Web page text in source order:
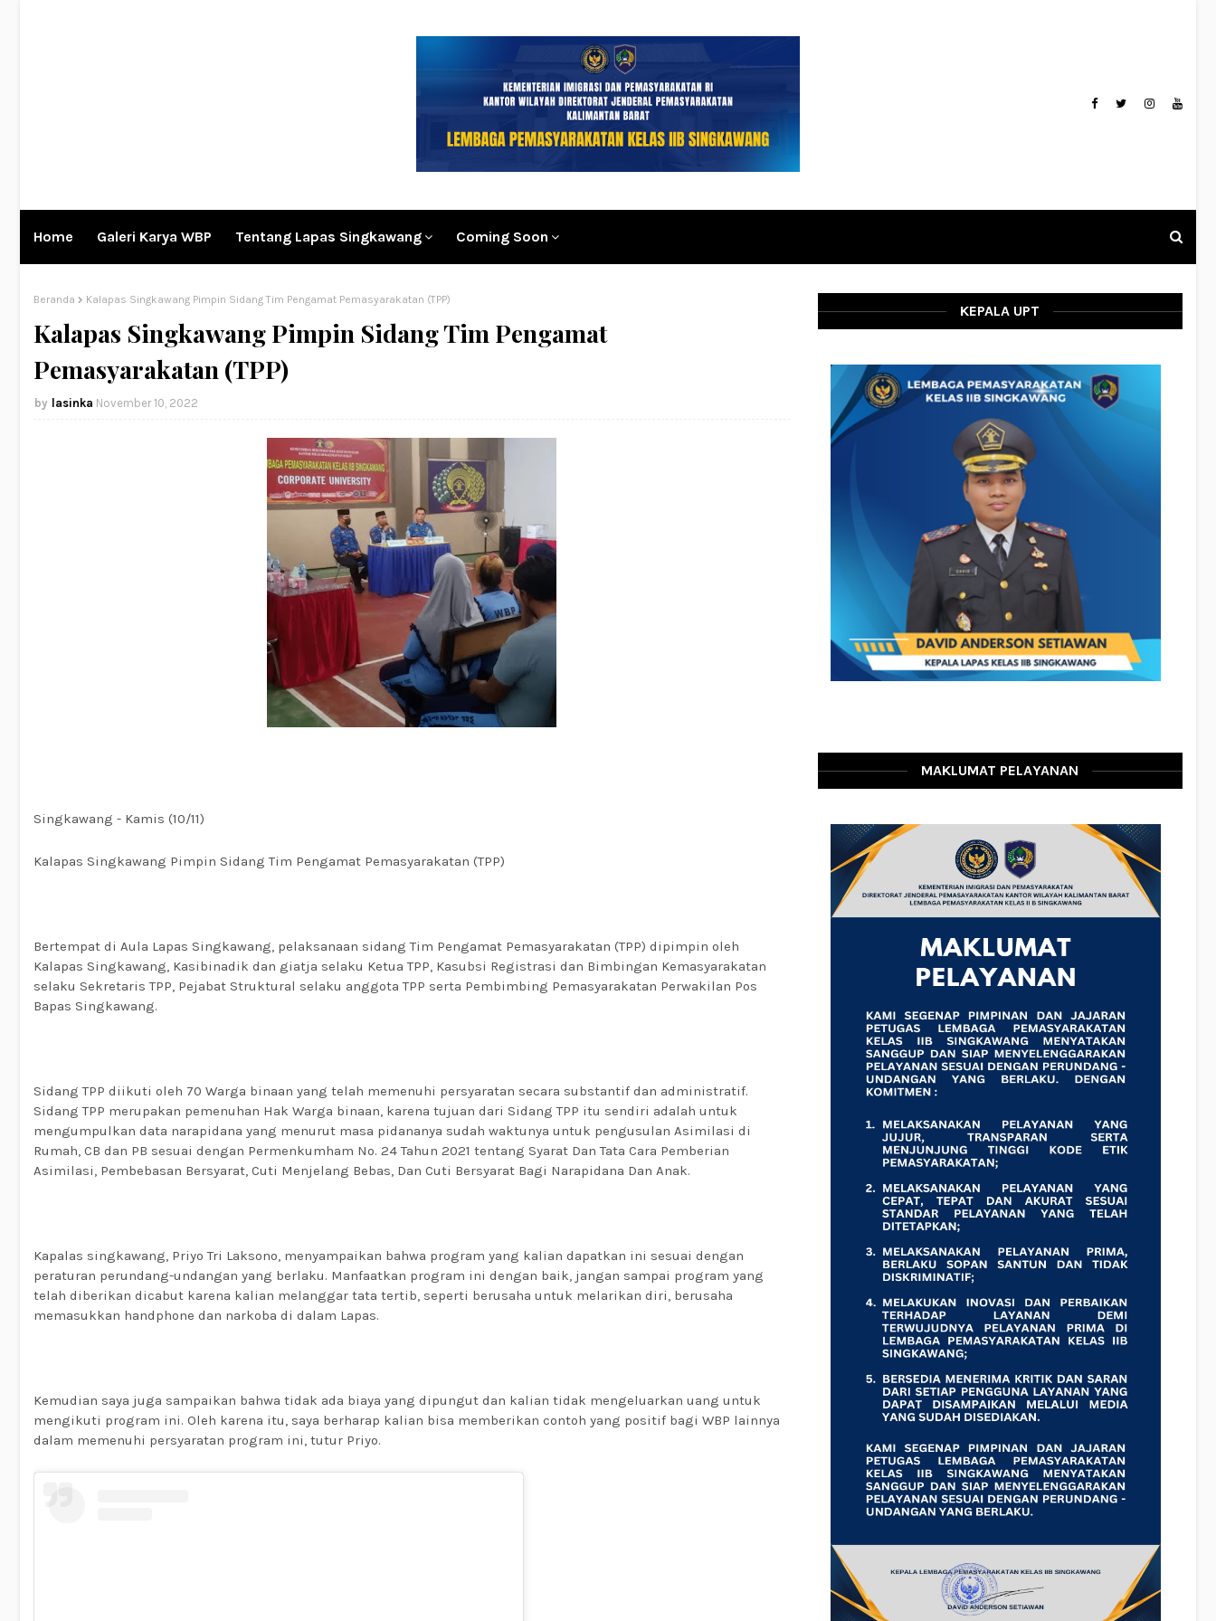
Home Galeri Karya WBP Tentang Lapas Singkawang Coming Soon
Beranda Kalapas Singkawang Pimpin Sidang Tim Pengamat Pemasyarakatan (TPP)
Kalapas Singkawang Pimpin Sidang Tim Pengamat
Pemasyarakatan (TPP)
lasinka November 10, 2022
Singkawang - Kamis (10/11)
Kalapas Singkawang Pimpin Sidang Tim Pengamat Pemasyarakatan (TPP)
Bertempat di Aula Lapas Singkawang, pelaksanaan sidang Tim Pengamat Pemasyarakatan (TPP) dipimpin oleh
Kalapas Singkawang, Kasibinadik dan giatja selaku Ketua TPP, Kasubsi Registrasi dan Bimbingan Kemasyarakatan
selaku Sekretaris TPP, Pejabat Struktural selaku anggota TPP serta Pembimbing Pemasyarakatan Perwakilan Pos
Bapas Singkawang.
Sidang TPP diikuti oleh 70 Warga binaan yang telah memenuhi persyaratan secara substantif dan administratif.
Sidang TPP merupakan pemenuhan Hak Warga binaan, karena tujuan dari Sidang TPP itu sendiri adalah untuk
mengumpulkan data narapidana yang menurut masa pidananya sudah waktunya untuk pengusulan Asimilasi di
Rumah, CB dan PB sesuai dengan Permenkumham No. 24 Tahun 2021 tentang Syarat Dan Tata Cara Pemberian
Asimilasi, Pembebasan Bersyarat, Cuti Menjelang Bebas, Dan Cuti Bersyarat Bagi Narapidana Dan Anak.
Kapalas singkawang, Priyo Tri Laksono, menyampaikan bahwa program yang kalian dapatkan ini sesuai dengan
peraturan perundang-undangan yang berlaku. Manfaatkan program ini dengan baik, jangan sampai program yang
telah diberikan dicabut karena kalian melanggar tata tertib, seperti berusaha untuk melarikan diri, berusaha
memasukkan handphone dan narkoba di dalam Lapas.
Kemudian saya juga sampaikan bahwa tidak ada biaya yang dipungut dan kalian tidak mengeluarkan uang untuk
mengikuti program ini. Oleh karena itu, saya berharap kalian bisa memberikan contoh yang positif bagi WBP lainnya
dalam memenuhi persyaratan program ini, tutur Priyo.
KEPALA UPT
MAKLUMAT PELAYANAN